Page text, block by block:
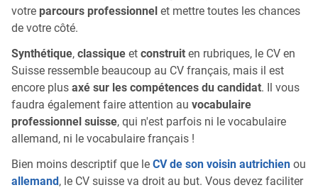
votre parcours professionnel et mettre toutes les chances
de votre côté.
Synthétique, classique et construit en rubriques, le CV en
Suisse ressemble beaucoup au CV français, mais il est
encore plus axé sur les compétences du candidat. Il vous
faudra également faire attention au vocabulaire
professionnel suisse, qui n'est parfois ni le vocabulaire
allemand, ni le vocabulaire français !
Bien moins descriptif que le CV de son voisin autrichien ou
allemand, le CV suisse va droit au but. Vous devez faciliter